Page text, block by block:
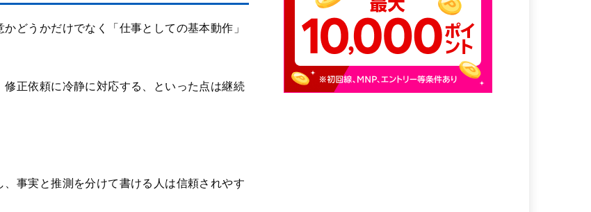
どうかだけでなく「仕事としての基本動作」
正依頼に冷静に対応する、といった点は継続
事実と推測を分けて書ける人は信頼されやす